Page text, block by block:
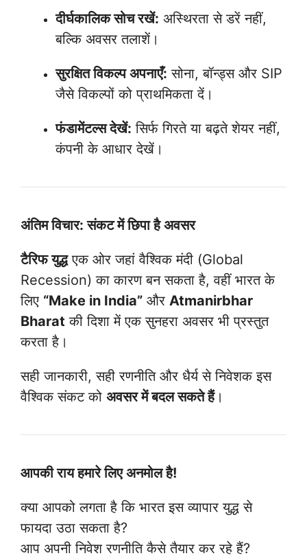
दीर्घकालिक सोच रखें: अस्थिरता से डरें नहीं,
बल्कि अवसर तलाशें।
सुरक्षित विकल्प अपनाएँ: सोना, बॉन्ड्स और SIP
जैसे विकल्पों को प्राथमिकता दें।
फंडामेंटल्स देखें: सिर्फ गिरते या बढ़ते शेयर नहीं,
कंपनी के आधार देखें।
अंतिम विचार: संकट में छिपा है अवसर
टैरिफ युद्धएक ओर जहां वैश्विक मंदी (Global
Recession) का कारण बन सकता है, वहीं भारत के
लिए “Make in India” और Atmanirbhar
Bharat की दिशा में एक सुनहरा अवसर भी प्रस्तुत
करता है।
सही जानकारी, सही रणनीति और धैर्य से निवेशक इस
वैश्विक संकट को अवसर में बदल सकते हैं।
आपकी राय हमारे लिए अनमोल है!
क्या आपको लगता है कि भारत इस व्यापार युद्ध से
फायदा उठा सकता है?
आप अपनी निवेश रणनीति कैसे तैयार कर रहे हैं?